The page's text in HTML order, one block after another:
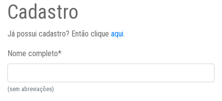
Cadastro
Já possui cadastro? Então clique aqui.
Nome completo*
(sem abreviações)